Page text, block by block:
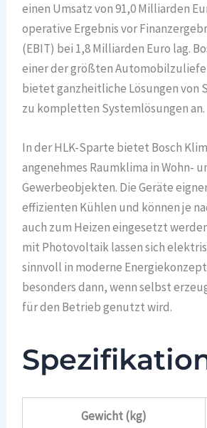
einen Umsatz von 91,0 Milliarden
operative Ergebnis vor
(EBIT) bei 1,8 Milliarden Euro lag.
einer der größten
bietet ganzheitliche Lösungen von
zu kompletten Systemlösungen an.
In der HLK-Sparte bietet Bosch
angenehmes Raumklima in Wohn-
Gewerbeobjekten. Die Geräte
effizienten Kühlen und können je
auch zum Heizen eingesetzt
mit Photovoltaik lassen sich
sinnvoll in moderne
besonders dann, wenn selbst
für den Betrieb genutzt wird.
Gewicht (kg)